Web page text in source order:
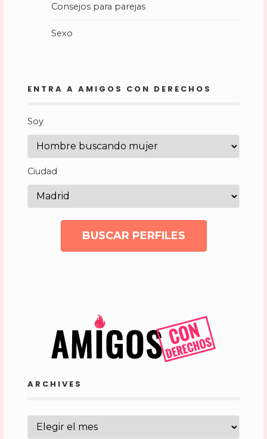
Consejos para parejas
Sexo
ENTRA A AMIGOS CON DERECHOS
Soy
Ciudad
BUSCAR PERFILES
ARCHIVES
ARCHIVES